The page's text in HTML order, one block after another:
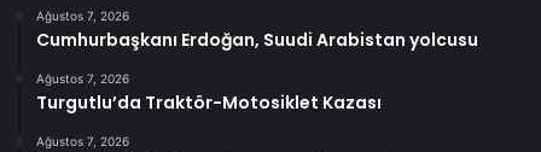
Ağustos 7, 2026
Cumhurbaşkanı Erdoğan, Suudi Arabistan yolcusu
Ağustos 7, 2026
Turgutlu’da Traktör-Motosiklet Kazası
Ağustos 7, 2026